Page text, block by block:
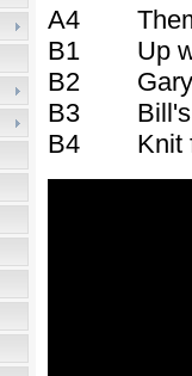
A4
B1 Up
B2
B3 Bill's
B4 Knit